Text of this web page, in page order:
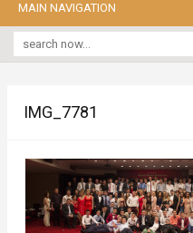
MAIN NAVIGATION
IMG_7781